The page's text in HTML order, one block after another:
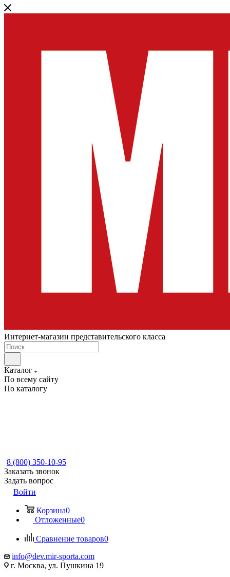
Интернет-магазин представительского класса
Каталог
По всему сайту
По каталогу
8 (800) 350-10-95
Заказать звонок
Задать вопрос
Войти
Корзина0
Отложенные0
Сравнение товаров0
info@dev.mir-sporta.com
г. Москва, ул. Пушкина 19